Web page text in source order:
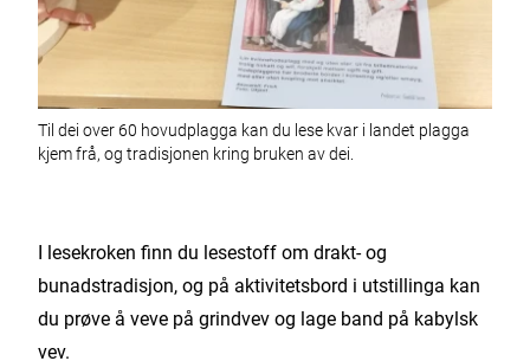
Til dei over 60 hovudplagga kan du lese kvar i landet plagga
kjem frå, og tradisjonen kring bruken av dei.
I lesekroken finn du lesestoff om drakt- og
bunadstradisjon, og på aktivitetsbord i utstillinga kan
du prøve å veve på grindvev og lage band på kabylsk
vev.